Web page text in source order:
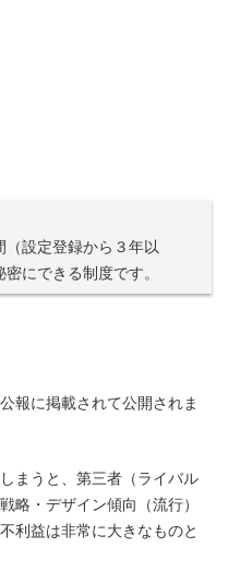
設定登録から３年以
にできる制度です。
報に掲載されて公開されま
まうと、第三者（ライバル
略・デザイン傾向（流行）
利益は非常に大きなものと